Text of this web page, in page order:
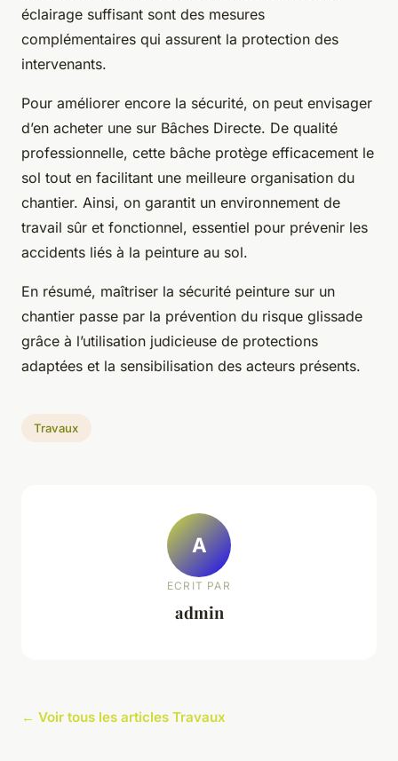
éclairage suffisant sont des mesures
complémentaires qui assurent la protection des
intervenants.
Pour améliorer encore la sécurité, on peut envisager
d’en acheter une sur Bâches Directe. De qualité
professionnelle, cette bâche protège efficacement le
sol tout en facilitant une meilleure organisation du
chantier. Ainsi, on garantit un environnement de
travail sûr et fonctionnel, essentiel pour prévenir les
accidents liés à la peinture au sol.
En résumé, maîtriser la sécurité peinture sur un
chantier passe par la prévention du risque glissade
grâce à l’utilisation judicieuse de protections
adaptées et la sensibilisation des acteurs présents.
Travaux
A
ECRIT PAR
admin
← Voir tous les articles Travaux